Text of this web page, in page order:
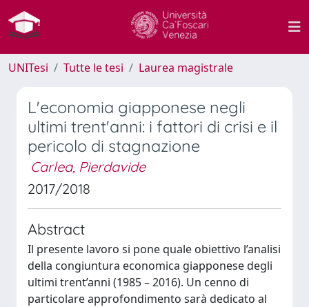
UNITesi Tutte le tesi Laurea magistrale
L'economia giapponese negli
ultimi trent'anni: i fattori di crisi e il
pericolo di stagnazione
Carlea, Pierdavide
2017/2018
Abstract
Il presente lavoro si pone quale obiettivo l’analisi
della congiuntura economica giapponese degli
ultimi trent’anni (1985 – 2016). Un cenno di
particolare approfondimento sarà dedicato al